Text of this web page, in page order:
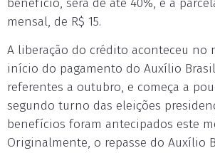
benefício, será de até 40%, e a
mensal, de R$ 15.
A liberação do crédito aconteceu no
início do pagamento do Auxílio
referentes a outubro, e começa a
segundo turno das eleições
benefícios foram antecipados este
Originalmente, o repasse do Auxílio